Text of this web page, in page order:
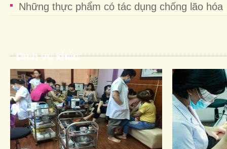
Những thực phẩm có tác dụng chống lão hóa
Dịch vụ khác